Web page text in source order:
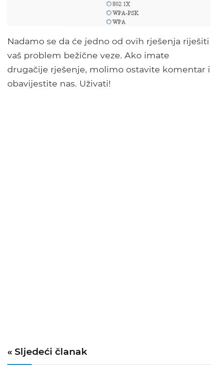
Nadamo se da će jedno od ovih rješenja riješiti
vaš problem bežične veze. Ako imate
drugačije rješenje, molimo ostavite komentar i
obavijestite nas. Uživati!
« Sljedeći članak